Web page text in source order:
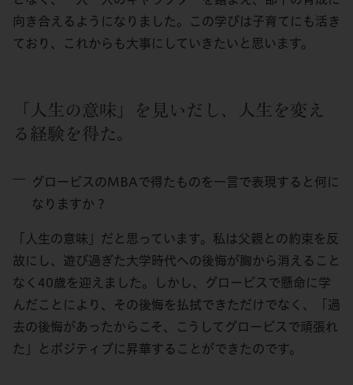
向き合えるようになりました。この学びは子育てにも活き
ており、これからも大事にしていきたいと思います。
「人生の意味」を見いだし、人生を変え
る経験を得た。
グロービスのMBAで得たものを一言で表現すると何に
なりますか？
「人生の意味」だと思っています。私は父親との約束を反
故にし、遊び過ぎた大学時代への後悔が胸から消えること
なく40歳を迎えました。しかし、グロービスで懸命に学
んだことにより、その後悔を払拭できただけでなく、「過
去の後悔があったからこそ、こうしてグロービスで頑張れ
た」とポジティブに昇華することができたのです。